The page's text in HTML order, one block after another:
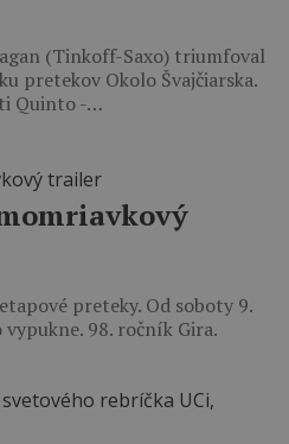
(Tinkoff-Saxo) triumfoval
pretekov Okolo Švajčiarska.
Quinto -…
preteky. Od soboty 9.
98. ročník Gira.